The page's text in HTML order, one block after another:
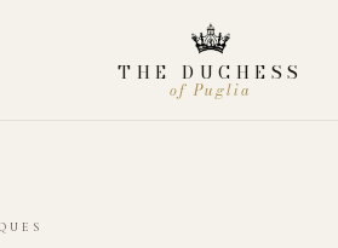
THE DUCHESS
of Puglia